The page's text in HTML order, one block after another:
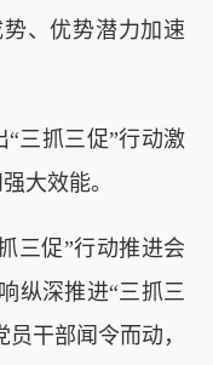
、优势潜力加速
抓三促”行动激
大效能。
促”行动推进会
纵深推进“三抓三
干部闻令而动，